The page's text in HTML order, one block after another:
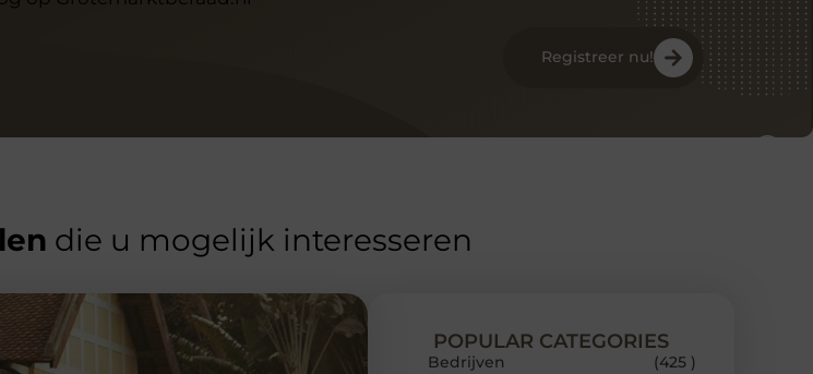
Registreer nu!
die u mogelijk interesseren
POPULAR CATEGORIES
Bedrijven
(425 )